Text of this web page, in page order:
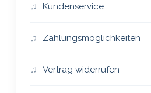
Kundenservice
Zahlungsmöglichkeiten
Vertrag widerrufen